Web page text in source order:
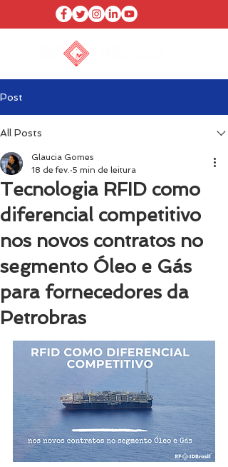
Post
All Posts
Tecnologia RFID como
diferencial competitivo
nos novos contratos no
segmento Óleo e Gás
para fornecedores da
Petrobras
Glaucia Gomes
18 de fev. 5 min de leitura